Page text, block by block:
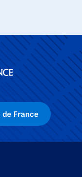
de France